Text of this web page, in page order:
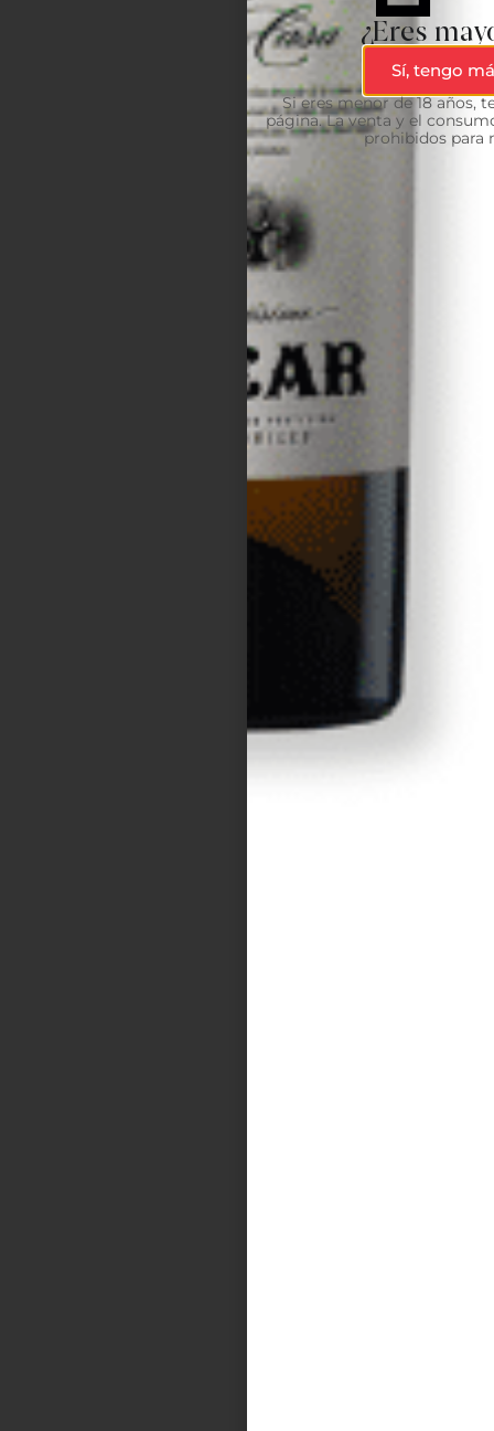
¿Eres
Sí, tengo
Si eres menor de 18 años,
página. La venta y el
prohibidos para